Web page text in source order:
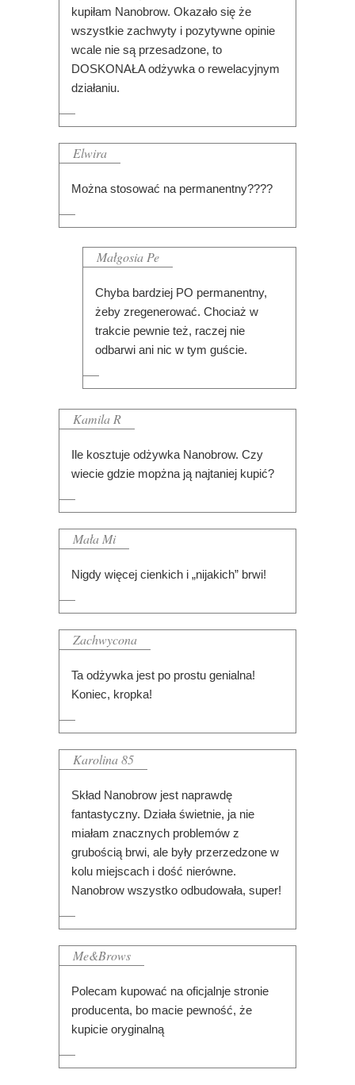
kupiłam Nanobrow. Okazało się że
wszystkie zachwyty i pozytywne opinie
wcale nie są przesadzone, to
DOSKONAŁA odżywka o rewelacyjnym
działaniu.
Elwira
Można stosować na permanentny????
Małgosia Pe
Chyba bardziej PO permanentny,
żeby zregenerować. Chociaż w
trakcie pewnie też, raczej nie
odbarwi ani nic w tym guście.
Kamila R
Ile kosztuje odżywka Nanobrow. Czy
wiecie gdzie mopżna ją najtaniej kupić?
Mała Mi
Nigdy więcej cienkich i „nijakich” brwi!
Zachwycona
Ta odżywka jest po prostu genialna!
Koniec, kropka!
Karolina 85
Skład Nanobrow jest naprawdę
fantastyczny. Działa świetnie, ja nie
miałam znacznych problemów z
grubością brwi, ale były przerzedzone w
kolu miejscach i dość nierówne.
Nanobrow wszystko odbudowała, super!
Me&Brows
Polecam kupować na oficjalnje stronie
producenta, bo macie pewność, że
kupicie oryginalną